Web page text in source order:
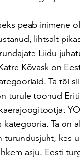
peab inimene
lihtsalt
Liidu
Kõvask on
Ta tõi
turule toonud
kategooria. Ta on
turundusjuht, kes
asju. Eesti